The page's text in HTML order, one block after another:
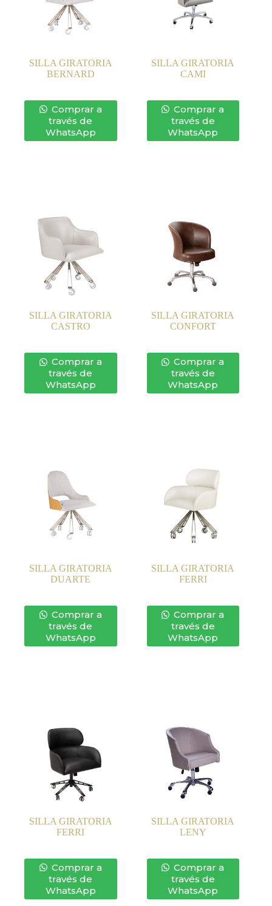
SILLA GIRATORIA
BERNARD
Comprar a
través de
WhatsApp
SILLA GIRATORIA
CAMI
Comprar a
través de
WhatsApp
SILLA GIRATORIA
CASTRO
Comprar a
través de
WhatsApp
SILLA GIRATORIA
CONFORT
Comprar a
través de
WhatsApp
SILLA GIRATORIA
DUARTE
Comprar a
través de
WhatsApp
SILLA GIRATORIA
FERRI
Comprar a
través de
WhatsApp
SILLA GIRATORIA
FERRI
Comprar a
través de
WhatsApp
SILLA GIRATORIA
LENY
Comprar a
través de
WhatsApp